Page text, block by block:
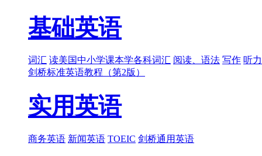
基础英语
词汇 读美国中小学课本学各科词汇 阅读、语法 写作 听
剑桥标准英语教程（第2版）
实用英语
商务英语 新闻英语 TOEIC 剑桥通用英语